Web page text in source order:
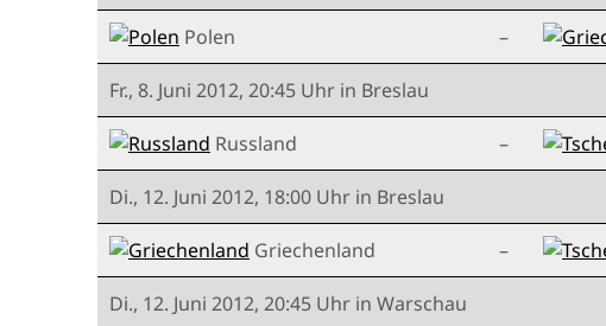
Polen –
Fr., 8. Juni 2012, 20:45 Uhr in Breslau
Russland –
Di., 12. Juni 2012, 18:00 Uhr in Breslau
Griechenland –
Di., 12. Juni 2012, 20:45 Uhr in Warschau